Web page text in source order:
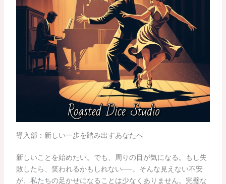
導入部：新しい一歩を踏み出すあなたへ
新しいことを始めたい。でも、周りの目が気になる。もし失
敗したら、笑われるかもしれない──。そんな見えない不安
が、私たちの足かせになることは少なくありません。完璧な